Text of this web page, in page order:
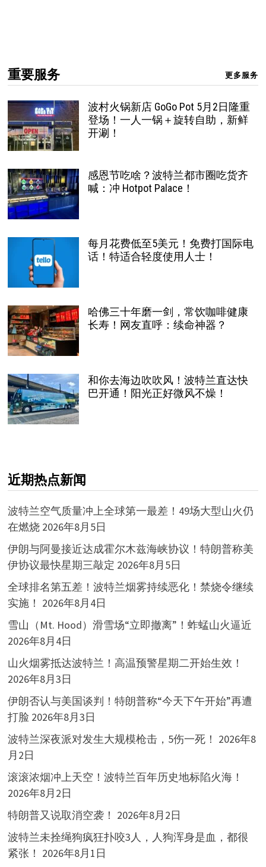
重要服务 更多服务
波村火锅新店 GoGo Pot 5月2日隆重
登场！一人一锅＋旋转自助，新鲜
开涮！
感恩节吃啥？波特兰都市圈吃货齐
喊：冲 Hotpot Palace！
每月花费低至5美元！免费打国际电
话！特适合轻度使用人士！
哈佛三十年磨一剑，常饮咖啡健康
长寿！网友直呼：续命神器？
和你去海边吹吹风！波特兰直达快
巴开通！阳光正好微风不燥！
近期热点新闻
波特兰空气质量冲上全球第一最差！49场大型山火仍
在燃烧 2026年8月5日
伊朗与阿曼接近达成霍尔木兹海峡协议！特朗普称美
伊协议最快星期三敲定 2026年8月5日
全球排名第五差！波特兰烟雾持续恶化！禁烧令继续
实施！ 2026年8月4日
雪山（Mt. Hood）滑雪场“立即撤离”！蚱蜢山火逼近
2026年8月4日
山火烟雾抵达波特兰！高温预警星期二开始生效！
2026年8月3日
伊朗否认与美国谈判！特朗普称“今天下午开始”再遭
打脸 2026年8月3日
波特兰深夜派对发生大规模枪击，5伤一死！ 2026年8
月2日
滚滚浓烟冲上天空！波特兰百年历史地标陷火海！
2026年8月2日
特朗普又说取消空袭！ 2026年8月2日
波特兰未拴绳狗疯狂扑咬3人，人狗浑身是血，都很
紧张！ 2026年8月1日